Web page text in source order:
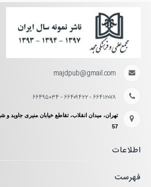
majdpub@gmail.com
۶۶۴۱۲۰۷۸ - ۶۶۴۰۹۴۲۲ - ۶۶۴۹۵۰۳۴
تهران، میدان انقلاب، تقاطع خیابان منیری جاوید و
57
اطلاعات
فهرست